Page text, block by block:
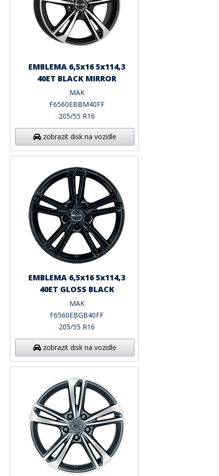
EMBLEMA 6,5x16 5x114,3
40ET BLACK MIRROR
MAK
F6560EBBM40FF
205/55 R16
zobrazit disk na vozidle
EMBLEMA 6,5x16 5x114,3
40ET GLOSS BLACK
MAK
F6560EBGB40FF
205/55 R16
zobrazit disk na vozidle